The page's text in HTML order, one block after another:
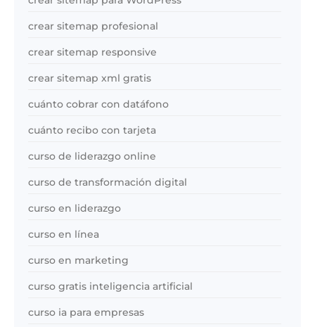
crear sitemap profesional
crear sitemap responsive
crear sitemap xml gratis
cuánto cobrar con datáfono
cuánto recibo con tarjeta
curso de liderazgo online
curso de transformación digital
curso en liderazgo
curso en línea
curso en marketing
curso gratis inteligencia artificial
curso ia para empresas